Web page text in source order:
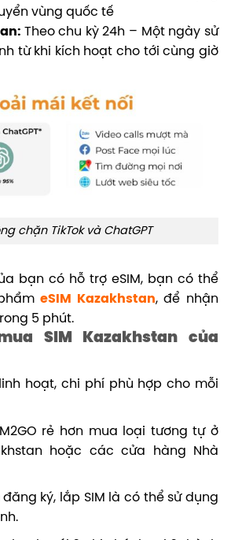
vùng quốc tế
Theo chu kỳ 24h – Một ngày sử
từ khi kích hoạt cho tới cùng giờ
chặn TikTok và ChatGPT
bạn có hỗ trợ eSIM, bạn có thể
eSIM Kazakhstan, để nhận
5 phút.
SIM Kazakhstan của
hoạt, chi phí phù hợp cho mỗi
rẻ hơn mua loại tương tự ở
hoặc các cửa hàng Nhà
đăng ký, lắp SIM là có thể sử dụng